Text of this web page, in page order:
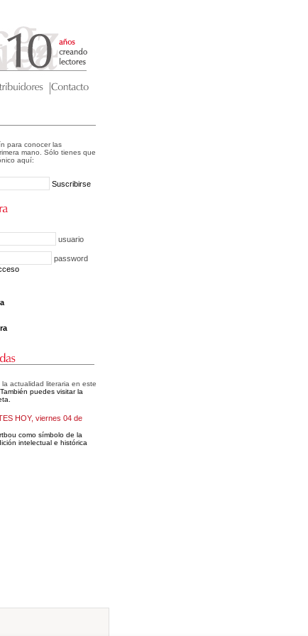
para conocer las
mano. Sólo tienes que
aquí:
Suscribirse
usuario
password
actualidad literaria en este
También puedes visitar la
HOY, viernes 04 de
como símbolo de la
intelectual e histórica